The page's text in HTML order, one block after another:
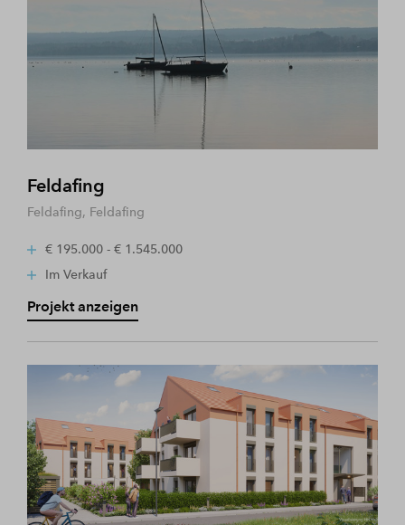
Feldafing
Feldafing, Feldafing
€ 195.000 - € 1.545.000
Im Verkauf
Projekt anzeigen